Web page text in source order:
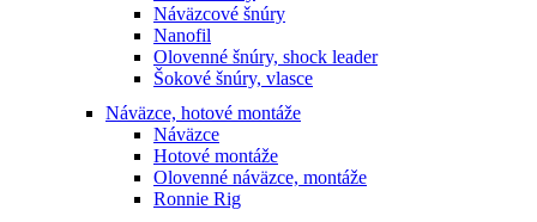
Náväzcové šnúry
Nanofil
Olovenné šnúry, shock leader
Šokové šnúry, vlasce
Náväzce, hotové montáže
Náväzce
Hotové montáže
Olovenné náväzce, montáže
Ronnie Rig